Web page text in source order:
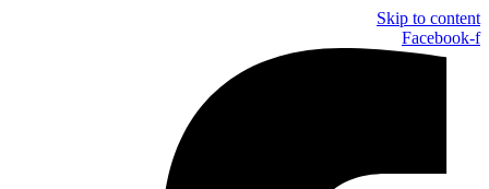
Skip to content
Facebook-f